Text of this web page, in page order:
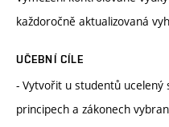
každoročně aktualizovaná
UČEBNÍ CÍLE
- Vytvořit u studentů ucelený
principech a zákonech